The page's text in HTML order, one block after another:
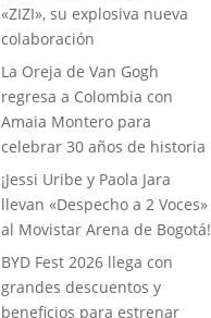
«ZIZI», su explosiva nueva
colaboración
La Oreja de Van Gogh
regresa a Colombia con
Amaia Montero para
celebrar 30 años de historia
¡Jessi Uribe y Paola Jara
llevan «Despecho a 2 Voces»
al Movistar Arena de Bogotá!
BYD Fest 2026 llega con
grandes descuentos y
beneficios para estrenar